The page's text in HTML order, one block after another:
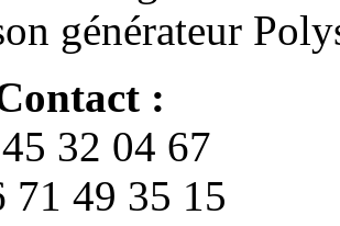
générateur
:
32 04 67
71 49 35 15